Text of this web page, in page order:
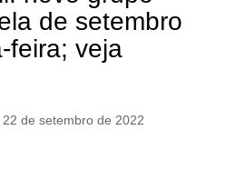
de setembro
feira; veja
22 de setembro de 2022